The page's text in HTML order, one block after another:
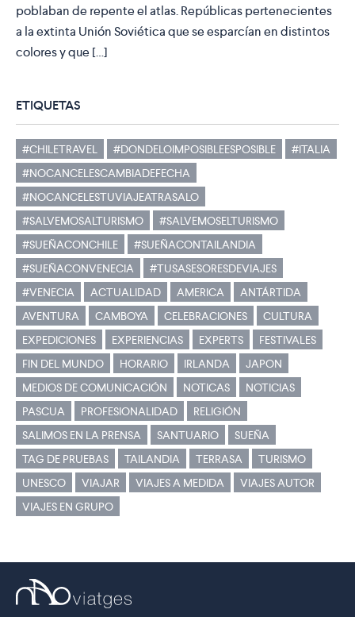
poblaban de repente el atlas. Repúblicas pertenecientes
a la extinta Unión Soviética que se esparcían en distintos
colores y que […]
ETIQUETAS
#CHILETRAVEL #DONDELOIMPOSIBLEESPOSIBLE
#ITALIA
#NOCANCELESCAMBIADEFECHA
#NOCANCELESTUVIAJEATRASALO
#SALVEMOSALTURISMO
#SALVEMOSELTURISMO
#SUEÑACONCHILE
#SUEÑACONTAILANDIA
#SUEÑACONVENECIA
#TUSASESORESDEVIAJES
#VENECIA
ACTUALIDAD AMERICA
ANTÁRTIDA
AVENTURA
CAMBOYA CELEBRACIONES
CULTURA
EXPEDICIONES
EXPERIENCIAS EXPERTS
FESTIVALES
FIN DEL MUNDO
HORARIO IRLANDA
JAPON
MEDIOS DE COMUNICACIÓN
NOTICAS
NOTICIAS
PASCUA
PROFESIONALIDAD
RELIGIÓN
SALIMOS EN LA PRENSA
SANTUARIO
SUEÑA
TAG DE PRUEBAS
TAILANDIA TERRASA
TURISMO
UNESCO
VIAJAR VIAJES A MEDIDA
VIAJES AUTOR
VIAJES EN GRUPO